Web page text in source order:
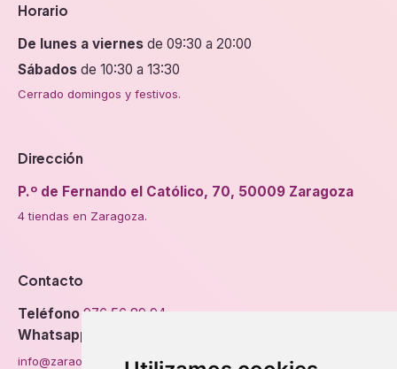
Horario
De lunes a viernes de 09:30 a 20:00
Sábados de 10:30 a 13:30
Cerrado domingos y festivos.
Dirección
P.º de Fernando el Católico, 70, 50009 Zaragoza
4 tiendas en Zaragoza.
Contacto
Teléfono 976 56 89 94
Whatsapp
info@zaraorto.com